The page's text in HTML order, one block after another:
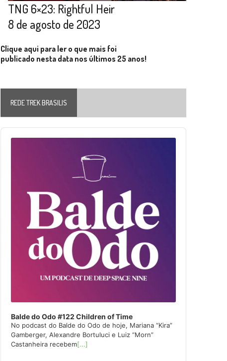
TNG 6×23: Rightful Heir
8 de agosto de 2023
Clique aqui para ler o que mais foi
publicado nesta data nos últimos 25 anos!
REDE TREK BRASILIS
Audio
Player
Balde do Odo #122 Children of Time
No podcast do Balde do Odo de hoje, Mariana “Kira”
Gamberger, Alexandre Bortuluci e Luiz “Morn”
Castanheira recebem[...]